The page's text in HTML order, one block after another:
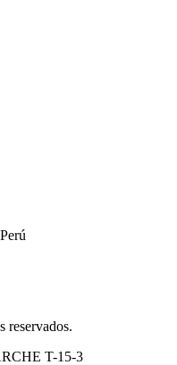
reservados.
T-15-3